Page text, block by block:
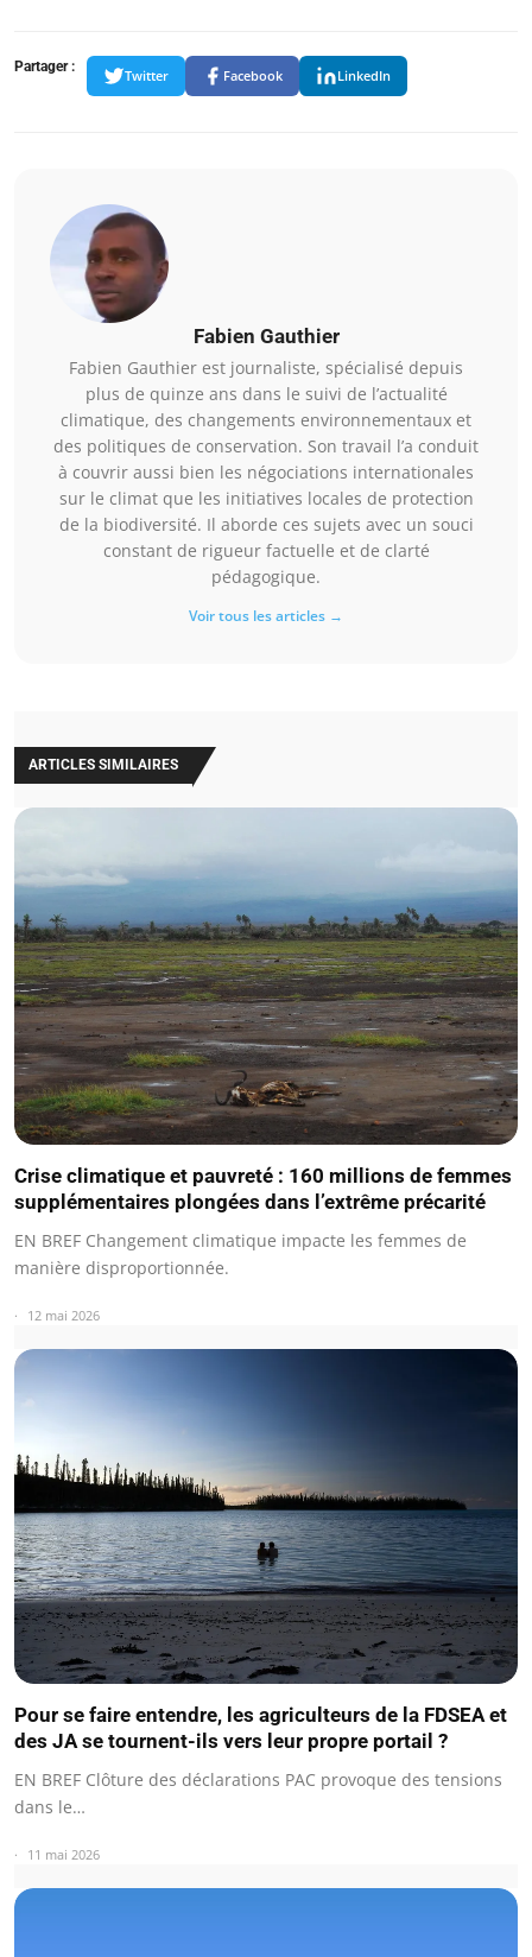
Partager :
Twitter Facebook LinkedIn
Fabien Gauthier
Fabien Gauthier est journaliste, spécialisé depuis
plus de quinze ans dans le suivi de l’actualité
climatique, des changements environnementaux et
des politiques de conservation. Son travail l’a conduit
à couvrir aussi bien les négociations internationales
sur le climat que les initiatives locales de protection
de la biodiversité. Il aborde ces sujets avec un souci
constant de rigueur factuelle et de clarté
pédagogique.
Voir tous les articles →
ARTICLES SIMILAIRES
Crise climatique et pauvreté : 160 millions de femmes
supplémentaires plongées dans l’extrême précarité
EN BREF Changement climatique impacte les femmes de
manière disproportionnée.
12 mai 2026
Pour se faire entendre, les agriculteurs de la FDSEA et
des JA se tournent-ils vers leur propre portail ?
EN BREF Clôture des déclarations PAC provoque des tensions
dans le…
11 mai 2026